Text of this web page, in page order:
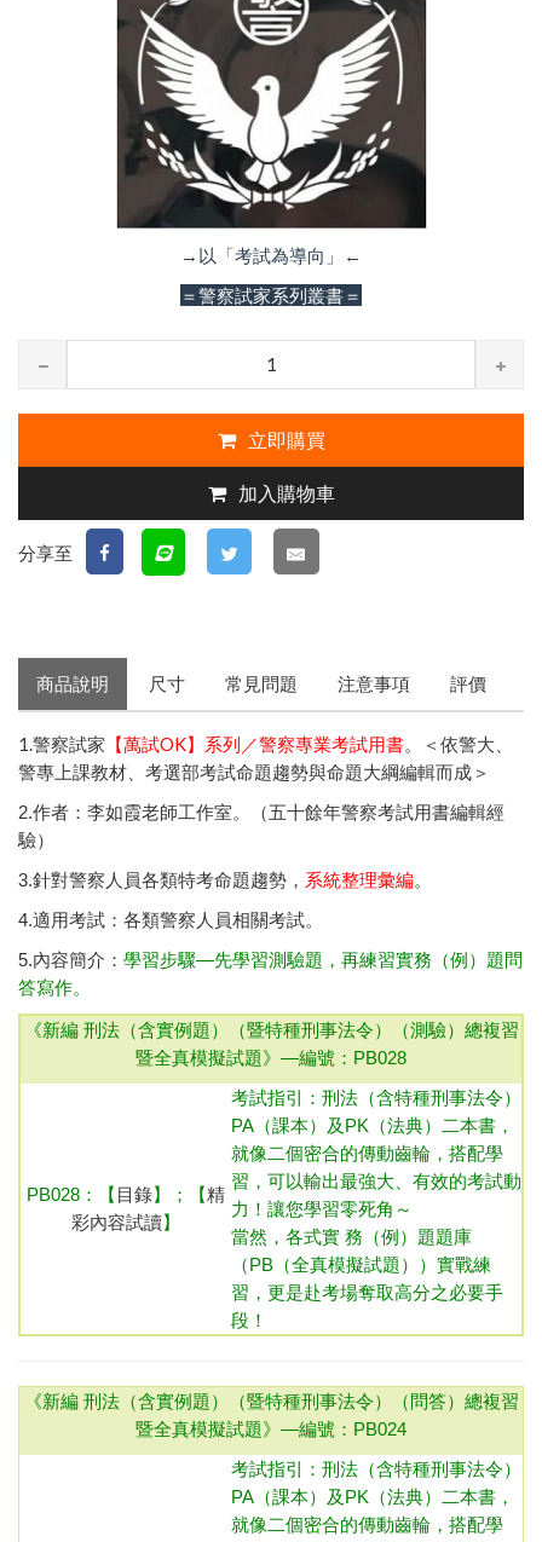
→以「考試為導向」←
＝警察試家系列叢書＝
立即購買
加入購物車
分享至
商品說明 尺寸 常見問題 注意事項 評價
1.警察試家 【萬試OK】系列／警察專業考試用書。＜依警大、
警專上課教材、考選部考試命題趨勢與命題大綱編輯而成＞
2.作者：李如霞老師工作室。（五十餘年警察考試用書編輯經
驗）
3.針對警察人員各類特考命題趨勢， 系統整理彙編。
4.適用考試：各類警察人員相關考試。
5.內容簡介： 學習步驟—先學習測驗題，再練習實務（例）題問
答寫作。
《新編 刑法（含實例題）（暨特種刑事法令）（測驗） 總複習
暨全真模擬試題》—編號：PB028
PB028： 【 目錄】；【精
彩內容試讀】
考試指引： 刑法（含特種刑事法令）
PA（課本）及PK（法典）二本書，
就像二個密合的傳動齒輪，搭配學
習，可以輸出最強大、有效的考試動
力！讓您學習零死角～
當然，各式實 務（例）題題庫
（PB（全真模擬試題））實戰練
習，更是赴考場奪取高分之必要手
段！
《新編 刑法（含實例題）（暨特種刑事法令）（問答） 總複習
暨全真模擬試題》—編號：PB024
考試指引： 刑法（含特種刑事法令）
PA（課本）及PK（法典）二本書，
就像二個密合的傳動齒輪，搭配學